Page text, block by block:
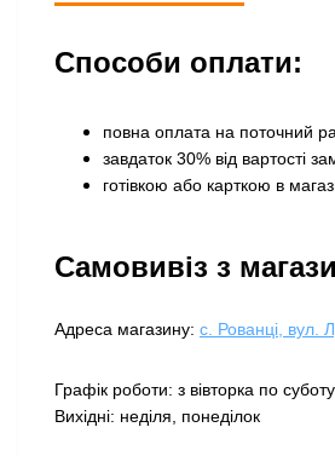
Способи оплати:
повна оплата на поточний
завдаток 30% від вартості
готівкою або карткою в
Самовивіз з
Адреса магазину: с. Рованці, вул.
Графік роботи: з вівторка по
Вихідні: неділя, понеділок